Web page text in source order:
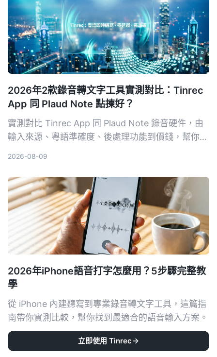
2026年2款錄音轉文字工具實測對比：Tinrec
App 同 Plaud Note 點揀好？
實測對比 Tinrec App 同 Plaud Note 錄音硬件，由
輸入來源、粵語準確度、後處理功能到價錢，幫你揀
2026-08-09
2026年iPhone語音打字怎麼用？5步驟完整教
學
從 iPhone 內建聽寫到專業錄音轉文字工具，這篇指
南帶你實測比較，幫你找到最適合的語音輸入方案。
2026-08-09 立即使用 Tinrec